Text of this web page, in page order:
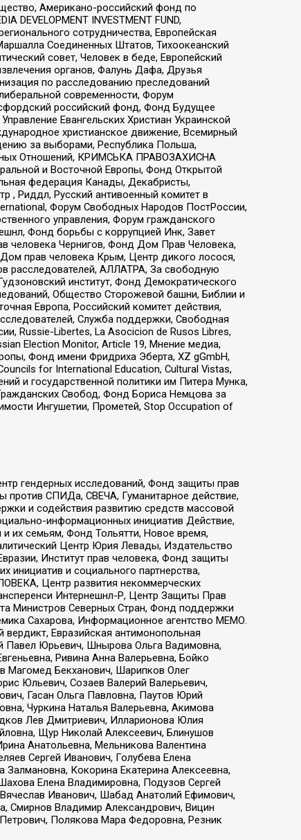
Американо-российский фонд по
INVESTMENT FUND,
сотрудничества, Европейская
Соединенных Штатов, Тихоокеанский
совет, Человек в беде, Европейский
органов, Фалунь Дафа, Друзья
по расследованию преследований
современности, Форум
российский фонд, Фонд Будущее
Евангельских Христиан Украинской
христианское движение, Всемирный
за выборами, Республика Польша,
Отношений, КРИМСЬКА ПРАВОЗАХИСНА
и Восточной Европы, Фонд Открытой
федерация Канады, Декабристы,
, Риддл, Русский антивоенный комитет в
Форум Свободных Народов ПостРоссии,
управления, Форум гражданского
Фонд борьбы с коррупцией Инк, Завет
человека Чернигов, Фонд Дом Прав Человека,
прав человека Крым, Центр дикого лосося,
расследователей, АЛЛАТРА, За свободную
институт, Фонд Демократического
Общество Сторожевой башни, Библии и
Европа, Российский комитет действия,
Служба поддержки, Свободная
Russie-Libertes, La Asocicion de Rusos Libres,
Election Monitor, Article 19, Мнение медиа,
Фонд имени Фридриха Эберта, XZ gGmbH,
for International Education, Cultural Vistas,
и государственной политики им Питера Мунка,
Свобод, Фонд Бориса Немцова за
Ингушетии, Прометей, Stop Occupation of
гендерных исследований, Фонд защиты прав
СПИДа, СВЕЧА, Гуманитарное действие,
и содействия развитию средств массовой
информационных инициатив Действие,
их семьям, Фонд Тольятти, Новое время,
Центр Юрия Левады, Издательство
Институт прав человека, Фонд защиты
инициатив и социального партнерства,
Центр развития некоммерческих
Интернешнл-Р, Центр Защиты Прав
Министров Северных Стран, Фонд поддержки
Сахарова, Информационное агентство МЕМО.
Евразийская антимонопольная
Павел Юрьевич, Шнырова Ольга Вадимовна,
Ривина Анна Валерьевна, Бойко
Магомед Бекханович, Шарипков Олег
Юльевич, Созаев Валерий Валерьевич,
Гасан Ольга Павловна, Паутов Юрий
Чуркина Наталья Валерьевна, Акимова
Лев Дмитриевич, Илларионова Юлия
Щур Николай Алексеевич, Блинушов
Анатольевна, Мельникова Валентина
Сергей Иванович, Голубева Елена
Кокорина Екатерина Алексеевна,
Елена Владимировна, Подузов Сергей
Иванович, Шабад Анатолий Ефимович,
Смирнов Владимир Александрович, Вицин
Полякова Мара Федоровна, Резник